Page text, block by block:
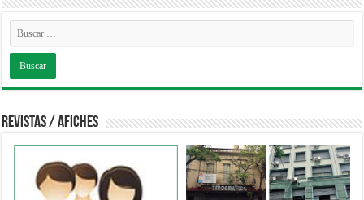
Revistas / Afiches